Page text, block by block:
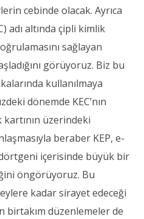
cebinde olacak. Ayrıca
adı altında çipli kimlik
sağlayan
görüyoruz. Biz bu
kullanılmaya
dönemde KEC’nın
kartının üzerindeki
beraber KEP, e-
içerisinde büyük bir
öngörüyoruz. Bu
kadar sirayet edeceği
birtakım düzenlemeler de